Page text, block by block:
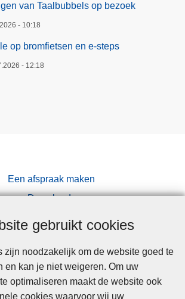
gebruikt cookies
zijn noodzakelijk om de website goed te
en kan je niet weigeren. Om uw
optimaliseren maakt de website ook
cookies waarvoor wij uw
van Taalbubbels op bezoek
- 10:18
op bromfietsen en e-steps
- 12:18
Een afspraak maken
Downloads
Pers